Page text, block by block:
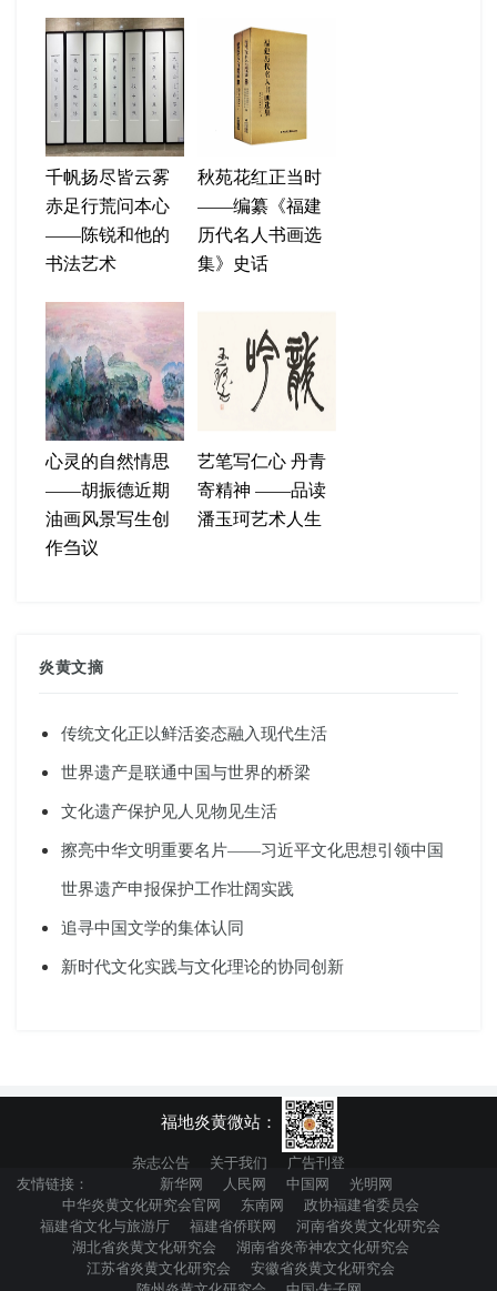
千帆扬尽皆云雾
赤足行荒问本心
——陈锐和他的
书法艺术
秋苑花红正当时
——编纂《福建
历代名人书画选
集》史话
心灵的自然情思
——胡振德近期
油画风景写生创
作刍议
艺笔写仁心 丹青
寄精神 ——品读
潘玉珂艺术人生
炎黄文摘
传统文化正以鲜活姿态融入现代生活
世界遗产是联通中国与世界的桥梁
文化遗产保护见人见物见生活
擦亮中华文明重要名片——习近平文化思想引领中国
世界遗产申报保护工作壮阔实践
追寻中国文学的集体认同
新时代文化实践与文化理论的协同创新
福地炎黄微站：
杂志公告 关于我们
广告刊登
友情链接：
新华网 人民网 中国网
光明网
中华炎黄文化研究会官网
东南网
政协福建省委员会
福建省文化与旅游厅
福建省侨联网
河南省炎黄文化研究会
湖北省炎黄文化研究会
湖南省炎帝神农文化研究会
江苏省炎黄文化研究会
安徽省炎黄文化研究会